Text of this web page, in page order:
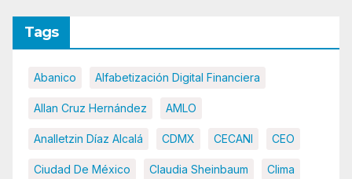
Tags
Abanico Alfabetización Digital Financiera
Allan Cruz Hernández AMLO
Analletzin Díaz Alcalá CDMX CECANI CEO
Ciudad De México Claudia Sheinbaum Clima